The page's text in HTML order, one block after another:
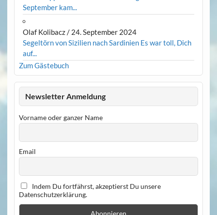
September kam...
Olaf Kolibacz/ 24. September 2024
Segeltörn von Sizilien nach Sardinien Es war toll, Dich
auf...
Zum Gästebuch
Newsletter Anmeldung
Vorname oder ganzer Name
Email
Indem Du fortfährst, akzeptierst Du unsere
Datenschutzerklärung.